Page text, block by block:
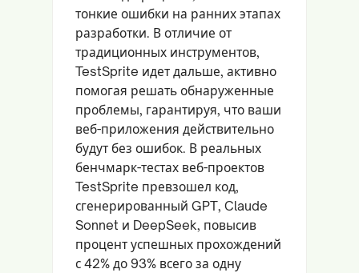
тонкие ошибки на ранних этапах
разработки. В отличие от
традиционных инструментов,
TestSprite идет дальше, активно
помогая решать обнаруженные
проблемы, гарантируя, что ваши
веб-приложения действительно
будут без ошибок. В реальных
бенчмарк-тестах веб-проектов
TestSprite превзошел код,
сгенерированный GPT, Claude
Sonnet и DeepSeek, повысив
процент успешных прохождений
с 42% до 93% всего за одну